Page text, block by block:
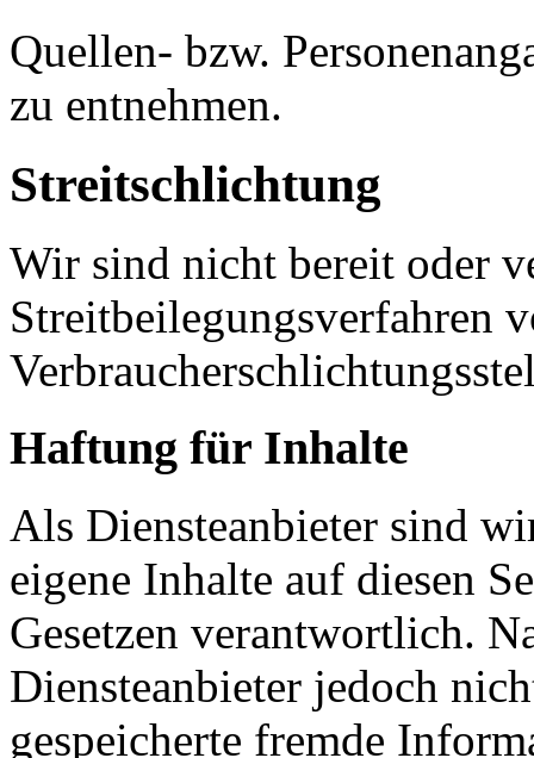
Quellen- bzw.
zu entnehmen.
Streitschlichtung
Wir sind nicht bereit oder
Streitbeilegungsverfahren
Haftung für Inhalte
Als Diensteanbieter sind
eigene Inhalte auf diesen
Gesetzen verantwortlich.
Diensteanbieter jedoch
gespeicherte fremde